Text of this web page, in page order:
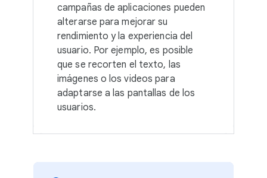
campañas de aplicaciones pueden
alterarse para mejorar su
rendimiento y la experiencia del
usuario. Por ejemplo, es posible
que se recorten el texto, las
imágenes o los videos para
adaptarse a las pantallas de los
usuarios.